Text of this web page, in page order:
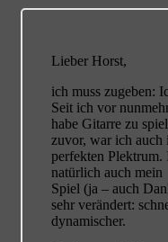
Lieber Horst,
ich muss zugeben:
Seit ich vor
habe Gitarre zu
zuvor, war ich auch
perfekten Plektrum.
natürlich auch mein
Spiel (ja – auch
sehr verändert:
dynamischer.